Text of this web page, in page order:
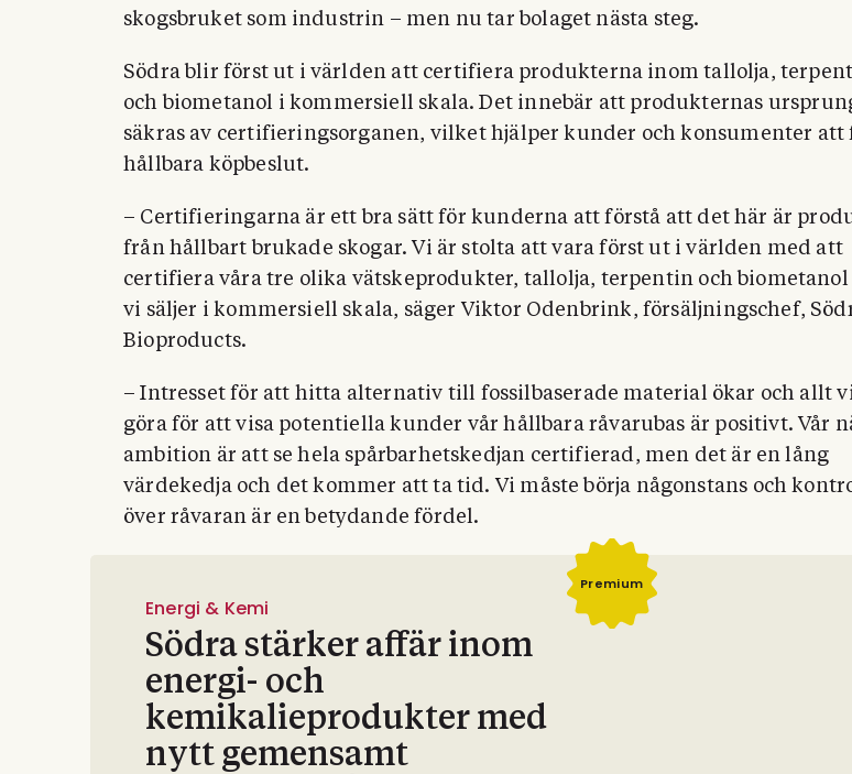
skogsbruket som industrin – men nu tar bolaget nästa steg.
Södra blir först ut i världen att certifiera produkterna inom tallolja,
och biometanol i kommersiell skala. Det innebär att produkternas
säkras av certifieringsorganen, vilket hjälper kunder och konsumenter att
hållbara köpbeslut.
– Certifieringarna är ett bra sätt för kunderna att förstå att det här är
från hållbart brukade skogar. Vi är stolta att vara först ut i världen med att
certifiera våra tre olika vätskeprodukter, tallolja, terpentin och biometanol
vi säljer i kommersiell skala, säger Viktor Odenbrink, försäljningschef,
Bioproducts.
– Intresset för att hitta alternativ till fossilbaserade material ökar och allt
göra för att visa potentiella kunder vår hållbara råvarubas är positivt. Vår
ambition är att se hela spårbarhetskedjan certifierad, men det är en lång
värdekedja och det kommer att ta tid. Vi måste börja någonstans och
över råvaran är en betydande fördel.
Premium
Energi & Kemi
Södra stärker affär inom
energi- och
kemikalieprodukter med
nytt gemensamt